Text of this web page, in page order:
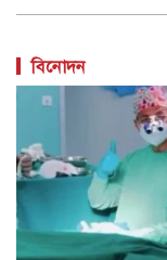
বিনোদন